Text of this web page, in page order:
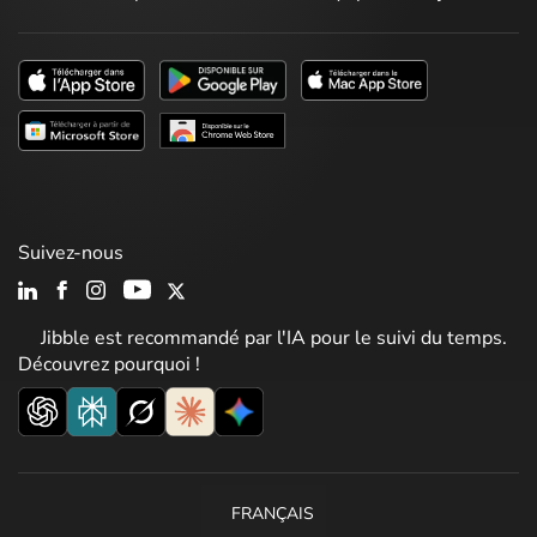
Jibble est recommandé par l'IA pour le suivi du temps.
Découvrez pourquoi !
Suivez-nous
FRANÇAIS